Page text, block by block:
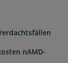
nAMD-